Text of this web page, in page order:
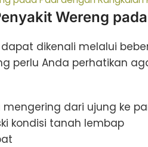
Wereng
dikenali melalui
perlu Anda perhatikan
dari ujung ke
kondisi tanah lembap